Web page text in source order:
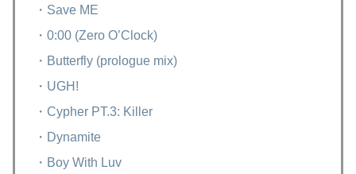
・Save ME
・0:00 (Zero O’Clock)
・Butterfly (prologue mix)
・UGH!
・Cypher PT.3: Killer
・Dynamite
・Boy With Luv